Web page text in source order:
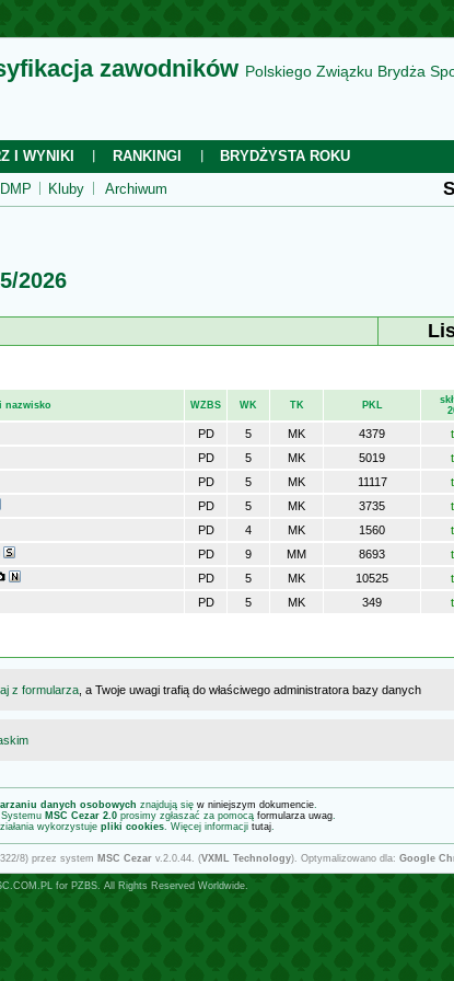
zawodników Polskiego Związku Brydża
I WYNIKI RANKINGI
BRYDŻYSTA ROKU
Kluby Archiwum
2026
nazwisko WZBS WK TK PKL
PD 5 MK 4379
PD 5 MK 5019
PD 5 MK 11117
PD 5 MK 3735
PD 4 MK 1560
PD 9 MM 8693
PD 5 MK 10525
PD 5 MK 349
z formularza , a Twoje uwagi trafią do właściwego administratora bazy danych
danych osobowych znajdują się w niniejszym dokumencie.
Systemu MSC Cezar 2.0 prosimy zgłaszać za pomocą formularza uwag.
wykorzystuje pliki cookies. Więcej informacji tutaj.
8) przez system MSC Cezar v.2.0.44. (VXML Technology). Optymalizowano dla: Google
for PZBS. All Rights Reserved Worldwide.